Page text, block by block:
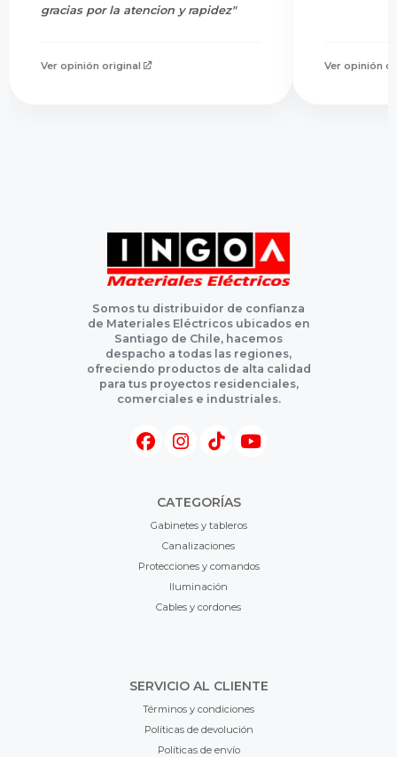
gracias por la atencion y rapidez"
Ver opinión original Ver opinión
Somos tu distribuidor de confianza
de Materiales Eléctricos ubicados en
Santiago de Chile, hacemos
despacho a todas las regiones,
ofreciendo productos de alta calidad
para tus proyectos residenciales,
comerciales e industriales.
CATEGORÍAS
Gabinetes y tableros
Canalizaciones
Protecciones y comandos
Iluminación
Cables y cordones
SERVICIO AL CLIENTE
Términos y condiciones
Políticas de devolución
Políticas de envío